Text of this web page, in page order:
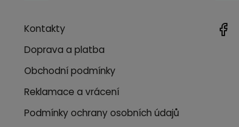
Kontakty
Doprava a platba
Obchodní podmínky
Reklamace a vrácení
Podmínky ochrany osobních údajů